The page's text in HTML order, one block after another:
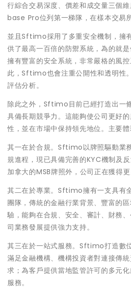
行綜合交易深度、價差和成交量三個
base Pro位列第一梯隊，在樣本交易
並且Sftimo採用了多重安全機制，擁
供了最高一百倍的防禦系統，為的就
擁有豐富的安全系統，非常嚴格的風
此，Sftimo也會注重公開性和透明性
評估分析。
除此之外，Sftimo目前已經打造出一
具備長期競爭力。這能夠使公司更好
性，並在市場中保持領先地位。主要體
其一在於合規。Sftimo以牌照驅動業
規進程，現已具備完善的KYC機制及
加拿大的MSB牌照外，公司正在獲得更
其二在於專業。Sftimo擁有一支具有
團隊，傳統的金融行業背景、豐富的
驗，能夠在合規、安全、審計、財務
司業務發展提供強力支持。
其三在於一站式服務。Sftimo打造數
滿足金融機構、機構投資者對連接傳
求；為客戶提供當地監管許可的多元
服務。